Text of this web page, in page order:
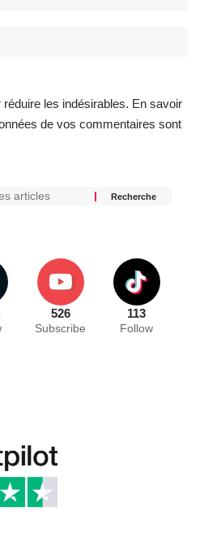
les indésirables. En savoir
de vos commentaires sont
526
Subscribe
113
Follow